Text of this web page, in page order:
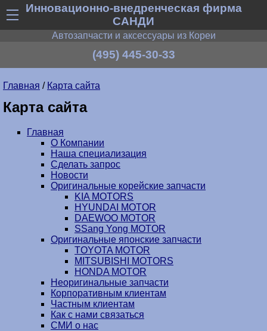
Инновационно-внедренческая фирма
САНДИ
Автозапчасти и аксессуары из Кореи
(495) 445-30-33
Главная / Карта сайта
Карта сайта
Главная
О Компании
Наша специализация
Сделать запрос
Новости
Оригинальные корейские запчасти
KIA MOTORS
HYUNDAI MOTOR
DAEWOO MOTOR
SSang Yong MOTOR
Оригинальные японские запчасти
TOYOTA MOTOR
MITSUBISHI MOTORS
HONDA MOTOR
Неоригинальные запчасти
Корпоративным клиентам
Частным клиентам
Как с нами связаться
СМИ о нас